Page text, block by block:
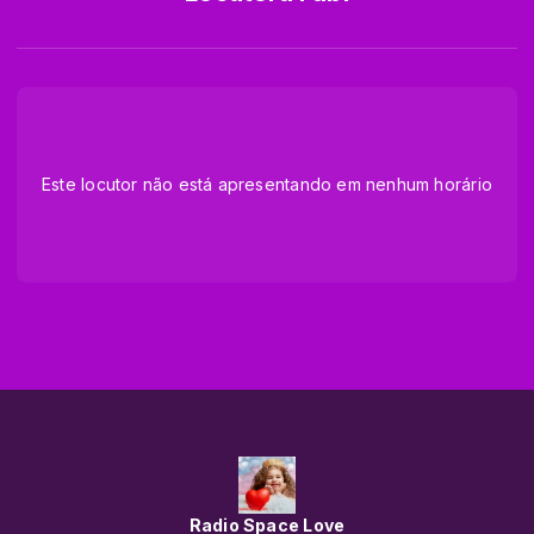
Este locutor não está apresentando em nenhum horário
Radio Space Love